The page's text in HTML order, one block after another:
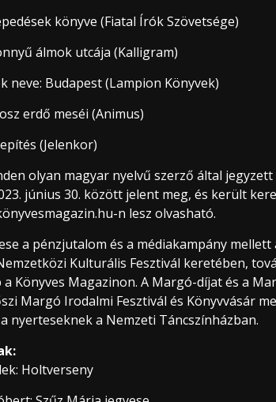
könyve (Fiatal Írók Szövetsége)
álmok utcája (Kalligram)
neve: Budapest (Lampion Könyvek)
erdő meséi (Animus)
(Jelenkor)
olyan magyar nyelvű szerző által
június 30. között jelent meg, és került
n lesz olvasható.
a pénzjutalom és a médiakampány
Kulturális Fesztivál keretében,
Könyves Magazinon. A Margó-díjat és a
Margó Irodalmi Fesztivál és Könyvvásár
nyerteseknek a Nemzeti Táncszínházban.
Holtverseny